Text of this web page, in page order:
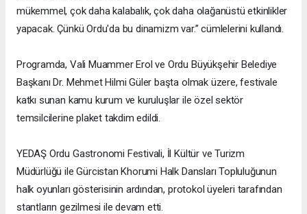
mükemmel, çok daha kalabalık, çok daha olağanüstü etkinlikler
yapacak. Çünkü Ordu'da bu dinamizm var.” cümlelerini kullandı.
Programda, Vali Muammer Erol ve Ordu Büyükşehir Belediye
Başkanı Dr. Mehmet Hilmi Güler başta olmak üzere, festivale
katkı sunan kamu kurum ve kuruluşlar ile özel sektör
temsilcilerine plaket takdim edildi.
YEDAŞ Ordu Gastronomi Festivali, İl Kültür ve Turizm
Müdürlüğü ile Gürcistan Khorumi Halk Dansları Topluluğunun
halk oyunları gösterisinin ardından, protokol üyeleri tarafından
stantların gezilmesi ile devam etti.